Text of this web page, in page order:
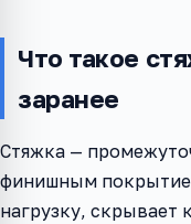
Что такое
заранее
Стяжка —
финишным
нагрузку, скрывает